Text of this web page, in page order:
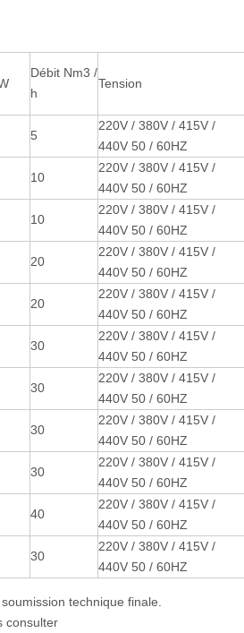
Débit Nm3 /
h
Tension
5
220V / 380V / 415V /
440V 50 / 60HZ
10
220V / 380V / 415V /
440V 50 / 60HZ
10
220V / 380V / 415V /
440V 50 / 60HZ
20
220V / 380V / 415V /
440V 50 / 60HZ
20
220V / 380V / 415V /
440V 50 / 60HZ
30
220V / 380V / 415V /
440V 50 / 60HZ
30
220V / 380V / 415V /
440V 50 / 60HZ
30
220V / 380V / 415V /
440V 50 / 60HZ
30
220V / 380V / 415V /
440V 50 / 60HZ
40
220V / 380V / 415V /
440V 50 / 60HZ
30
220V / 380V / 415V /
440V 50 / 60HZ
technique finale.
consulter